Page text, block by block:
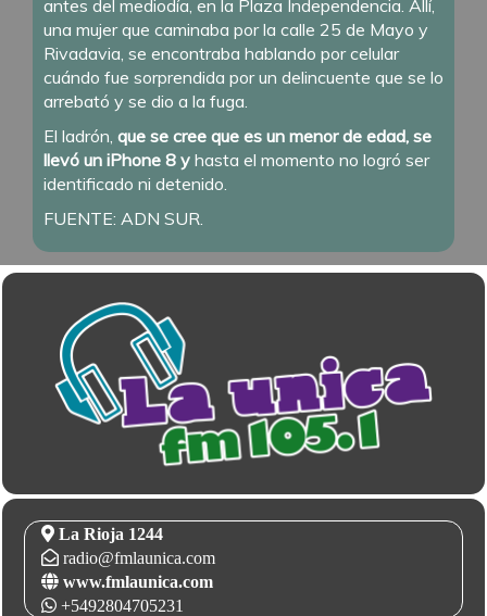
antes del mediodía, en la Plaza Independencia. Allí,
una mujer que caminaba por la calle 25 de Mayo y
Rivadavia, se encontraba hablando por celular
cuándo fue sorprendida por un delincuente que se lo
arrebató y se dio a la fuga.
El ladrón, que se cree que es un menor de edad, se
llevó un iPhone 8 y hasta el momento no logró ser
identificado ni detenido.
FUENTE: ADN SUR.
La Rioja 1244
radio@fmlaunica.com
www.fmlaunica.com
+5492804705231